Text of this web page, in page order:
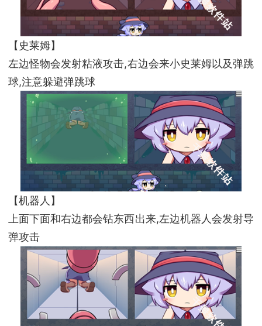
【史莱姆】
左边怪物会发射粘液攻击,右边会来小史莱姆以及弹跳
球,注意躲避弹跳球
【机器人】
上面下面和右边都会钻东西出来,左边机器人会发射导
弹攻击